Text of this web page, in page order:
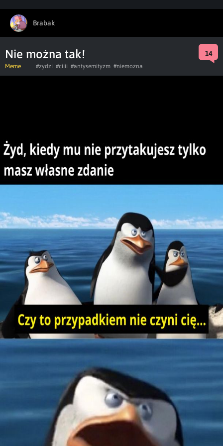
Brabak
Nie można tak! 14
Meme #zydzi #ciiii #antysemityzm #niemozna